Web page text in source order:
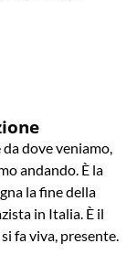
dove veniamo,
andando. È la
la fine della
in Italia. È il
fa viva, presente.